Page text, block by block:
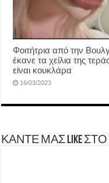
Φοιτήτρια από την
έκανε τα χείλια της
είναι κουκλάρα
16/03/2023
ΚΑΝΤΕ ΜΑΣ LIKE ΣΤΟ